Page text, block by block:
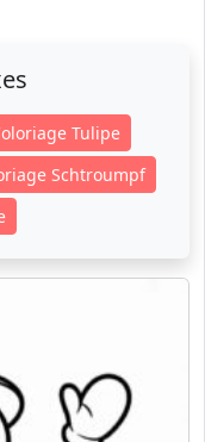
Tulipe
Schtroumpf